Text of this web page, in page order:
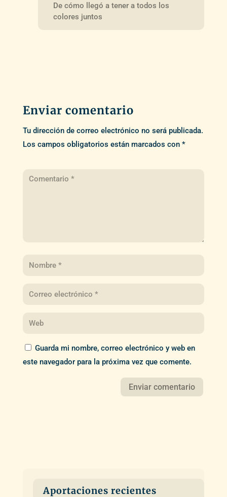
De cómo llegó a tener a todos los
colores juntos
Enviar comentario
Tu dirección de correo electrónico no será publicada.
Los campos obligatorios están marcados con *
Guarda mi nombre, correo electrónico y web en
este navegador para la próxima vez que comente.
Aportaciones recientes